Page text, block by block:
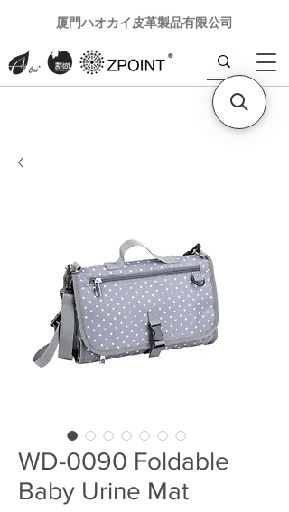
厦門ハオカイ皮革製品有限公司
WD-0090 Foldable
Baby Urine Mat